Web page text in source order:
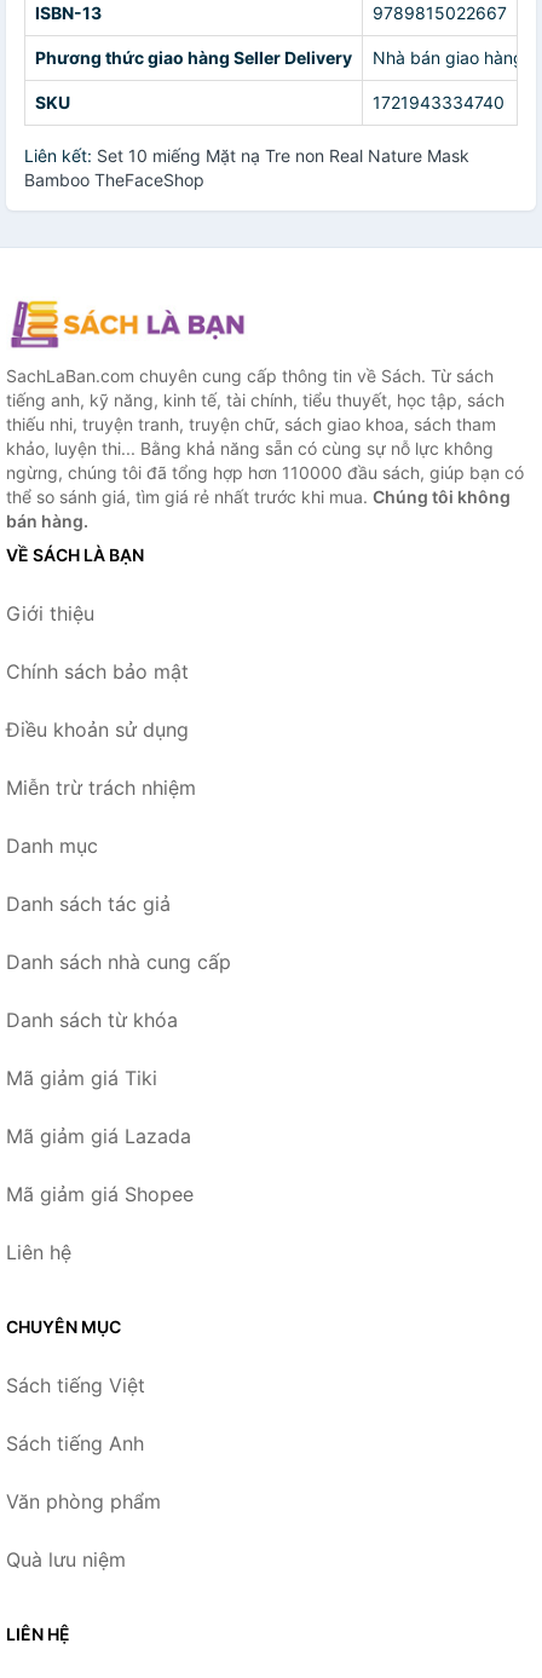
ISBN-13 9789815022667
Phương thức giao hàng Seller Delivery Nhà bán giao hàng
SKU 1721943334740
Liên kết: Set 10 miếng Mặt nạ Tre non Real Nature Mask
Bamboo TheFaceShop
SachLaBan.com chuyên cung cấp thông tin về Sách. Từ sách
tiếng anh, kỹ năng, kinh tế, tài chính, tiểu thuyết, học tập, sách
thiếu nhi, truyện tranh, truyện chữ, sách giao khoa, sách tham
khảo, luyện thi... Bằng khả năng sẵn có cùng sự nỗ lực không
ngừng, chúng tôi đã tổng hợp hơn 110000 đầu sách, giúp bạn có
thể so sánh giá, tìm giá rẻ nhất trước khi mua. Chúng tôi không
bán hàng.
VỀ SÁCH LÀ BẠN
Giới thiệu
Chính sách bảo mật
Điều khoản sử dụng
Miễn trừ trách nhiệm
Danh mục
Danh sách tác giả
Danh sách nhà cung cấp
Danh sách từ khóa
Mã giảm giá Tiki
Mã giảm giá Lazada
Mã giảm giá Shopee
Liên hệ
CHUYÊN MỤC
Sách tiếng Việt
Sách tiếng Anh
Văn phòng phẩm
Quà lưu niệm
LIÊN HỆ